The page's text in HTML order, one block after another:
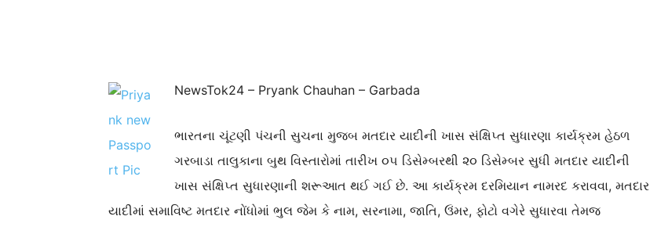
NewsTok24 – Pryank Chauhan – Garbada
ભારતના ચૂંટણી પંચની સુચના મુજબ મતદાર યાદીની ખાસ સંક્ષિપ્ત સુધારણા કાર્યક્રમ હેઠળ
ગરબાડા તાલુકાના બુથ વિસ્તારોમાં તારીખ ૦૫ ડિસેમ્બરથી ૨૦ ડિસેમ્બર સુધી મતદાર યાદીની
ખાસ સંક્ષિપ્ત સુધારણાની શરૂઆત થઈ ગઈ છે. આ કાર્યક્રમ દરમિયાન નામરદ કરાવવા, મતદાર
યાદીમાં સમાવિષ્ટ મતદાર નોંધોમાં ભુલ જેમ કે નામ, સરનામા, જાતિ, ઉંમર, ફોટો વગેરે સુધારવા તેમજ